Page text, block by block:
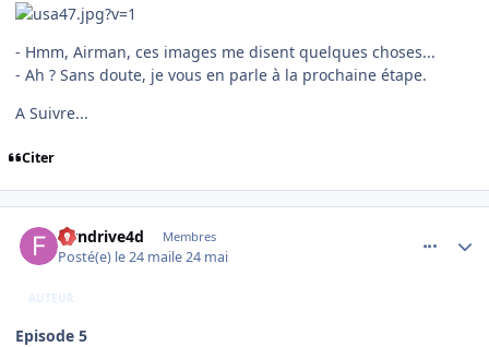
- Hmm, Airman, ces images me disent quelques choses...
- Ah ? Sans doute, je vous en parle à la prochaine étape.
A Suivre...
Citer
flyndrive4d Membres
Posté(e) le 24 maile 24 mai
AUTEUR
Episode 5